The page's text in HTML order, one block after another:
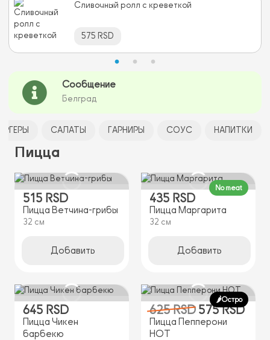
Сливочный ролл с креветкой
575 RSD
Сообщение
Белград
САЛАТЫ ГАРНИРЫ СОУС НАПИТКИ
Пицца
515 RSD
Пицца Ветчина-грибы
32 см
Добавить
435 RSD
Пицца Маргарита
32 см
Добавить
No meat
645 RSD
Пицца Чикен
барбекю
625 RSD 575 RSD
Пицца Пепперони
HOT
🌶️Остро